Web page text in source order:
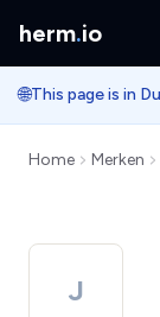
herm.io
🌐
Home Merken
J